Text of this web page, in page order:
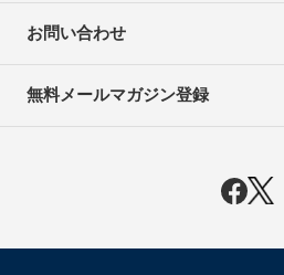
お問い合わせ
無料メールマガジン登録